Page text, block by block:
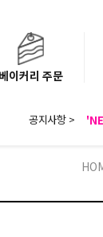
이커리 주문
공지사항 >